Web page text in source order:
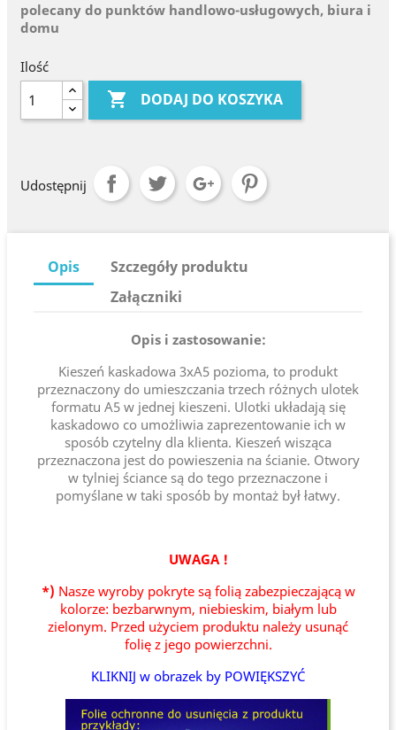
polecany do punktów handlowo-usługowych, biura i
domu
Ilość
 DODAJ DO KOSZYKA
Udostępnij
Opis
Szczegóły produktu
Załączniki
Opis i zastosowanie:
Kieszeń kaskadowa 3xA5 pozioma, to produkt
przeznaczony do umieszczania trzech różnych ulotek
formatu A5 w jednej kieszeni. Ulotki układają się
kaskadowo co umożliwia zaprezentowanie ich w
sposób czytelny dla klienta. Kieszeń wisząca
przeznaczona jest do powieszenia na ścianie. Otwory
w tylniej ściance są do tego przeznaczone i
pomyślane w taki sposób by montaż był łatwy.
UWAGA !
*) Nasze wyroby pokryte są folią zabezpieczającą w
kolorze: bezbarwnym, niebieskim, białym lub
zielonym. Przed użyciem produktu należy usunąć
folię z jego powierzchni.
KLIKNIJ w obrazek by POWIĘKSZYĆ